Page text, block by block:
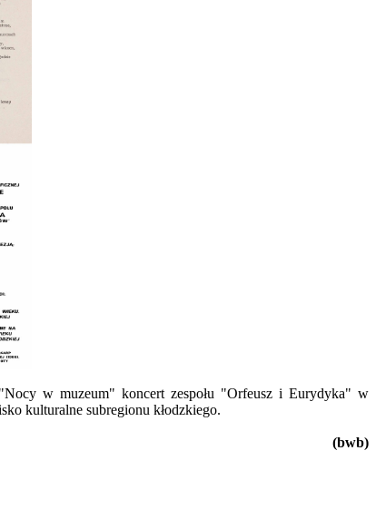
w muzeum" koncert zespołu "Orfeusz i Eurydyka" w
kulturalne subregionu kłodzkiego.
(bwb)